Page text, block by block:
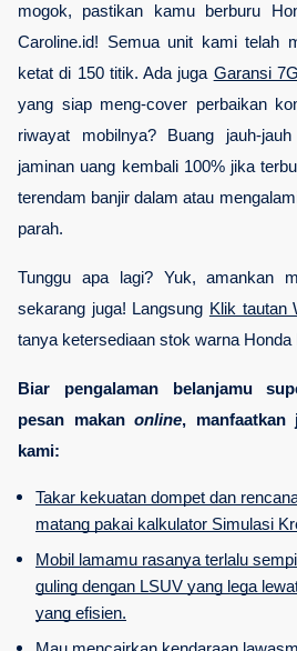
mogok, pastikan kamu berburu
Caroline.id! Semua unit kami telah
ketat di 150 titik. Ada juga Garansi
yang siap meng-cover perbaikan
riwayat mobilnya? Buang jauh-
jaminan uang kembali 100% jika
terendam banjir dalam atau
parah.
Tunggu apa lagi? Yuk, amankan
sekarang juga! Langsung Klik tautan
tanya ketersediaan stok warna
Biar pengalaman belanjamu
pesan makan online,
kami:
Takar kekuatan dompet dan
matang pakai kalkulator Simulasi
Mobil lamamu rasanya terlalu
guling dengan LSUV yang lega
yang efisien.